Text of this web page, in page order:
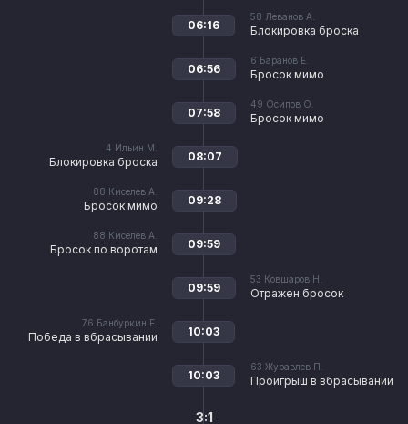
58 Леванов А.
Блокировка броска
06:16
6 Баранов Е.
Бросок мимо
06:56
49 Осипов О.
Бросок мимо
07:58
4 Ильин М.
Блокировка броска 08:07
88 Киселев А.
Бросок мимо 09:28
88 Киселев А.
Бросок по воротам 09:59
53 Ковшаров Н.
Отражен бросок
09:59
76 Банбуркин Е.
Победа в вбрасывании 10:03
63 Журавлев П.
Проигрыш в вбрасывании
10:03
3:1